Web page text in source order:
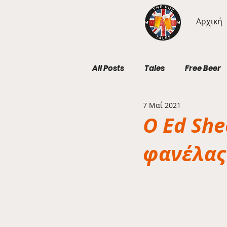
Αρχική
All Posts Tales Free Beer
Geography Wednesdays
O Ed
7 Μαΐ 2021